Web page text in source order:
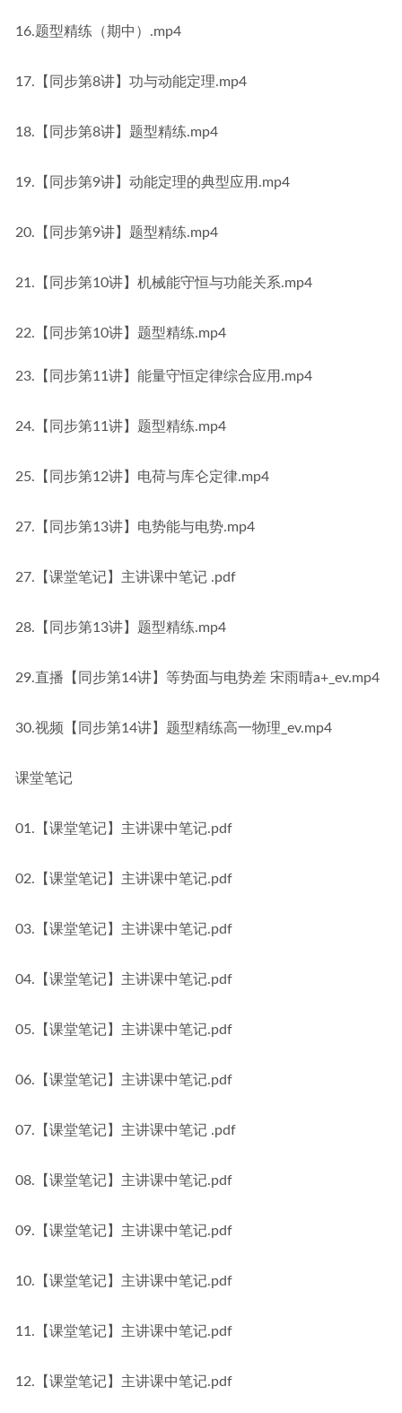
16.题型精练（期中）.mp4
17.【同步第8讲】功与动能定理.mp4
18.【同步第8讲】题型精练.mp4
19.【同步第9讲】动能定理的典型应用.mp4
20.【同步第9讲】题型精练.mp4
21.【同步第10讲】机械能守恒与功能关系.mp4
22.【同步第10讲】题型精练.mp4
23.【同步第11讲】能量守恒定律综合应用.mp4
24.【同步第11讲】题型精练.mp4
25.【同步第12讲】电荷与库仑定律.mp4
27.【同步第13讲】电势能与电势.mp4
27.【课堂笔记】主讲课中笔记 .pdf
28.【同步第13讲】题型精练.mp4
29.直播【同步第14讲】等势面与电势差 宋雨晴a+_ev.mp4
30.视频【同步第14讲】题型精练高一物理_ev.mp4
课堂笔记
01.【课堂笔记】主讲课中笔记.pdf
02.【课堂笔记】主讲课中笔记.pdf
03.【课堂笔记】主讲课中笔记.pdf
04.【课堂笔记】主讲课中笔记.pdf
05.【课堂笔记】主讲课中笔记.pdf
06.【课堂笔记】主讲课中笔记.pdf
07.【课堂笔记】主讲课中笔记 .pdf
08.【课堂笔记】主讲课中笔记.pdf
09.【课堂笔记】主讲课中笔记.pdf
10.【课堂笔记】主讲课中笔记.pdf
11.【课堂笔记】主讲课中笔记.pdf
12.【课堂笔记】主讲课中笔记.pdf